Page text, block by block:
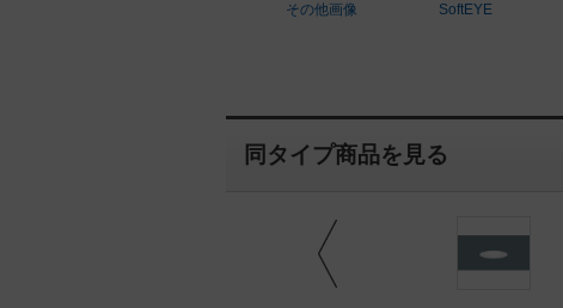
その他画像 SoftEYE
同タイプ商品を見る